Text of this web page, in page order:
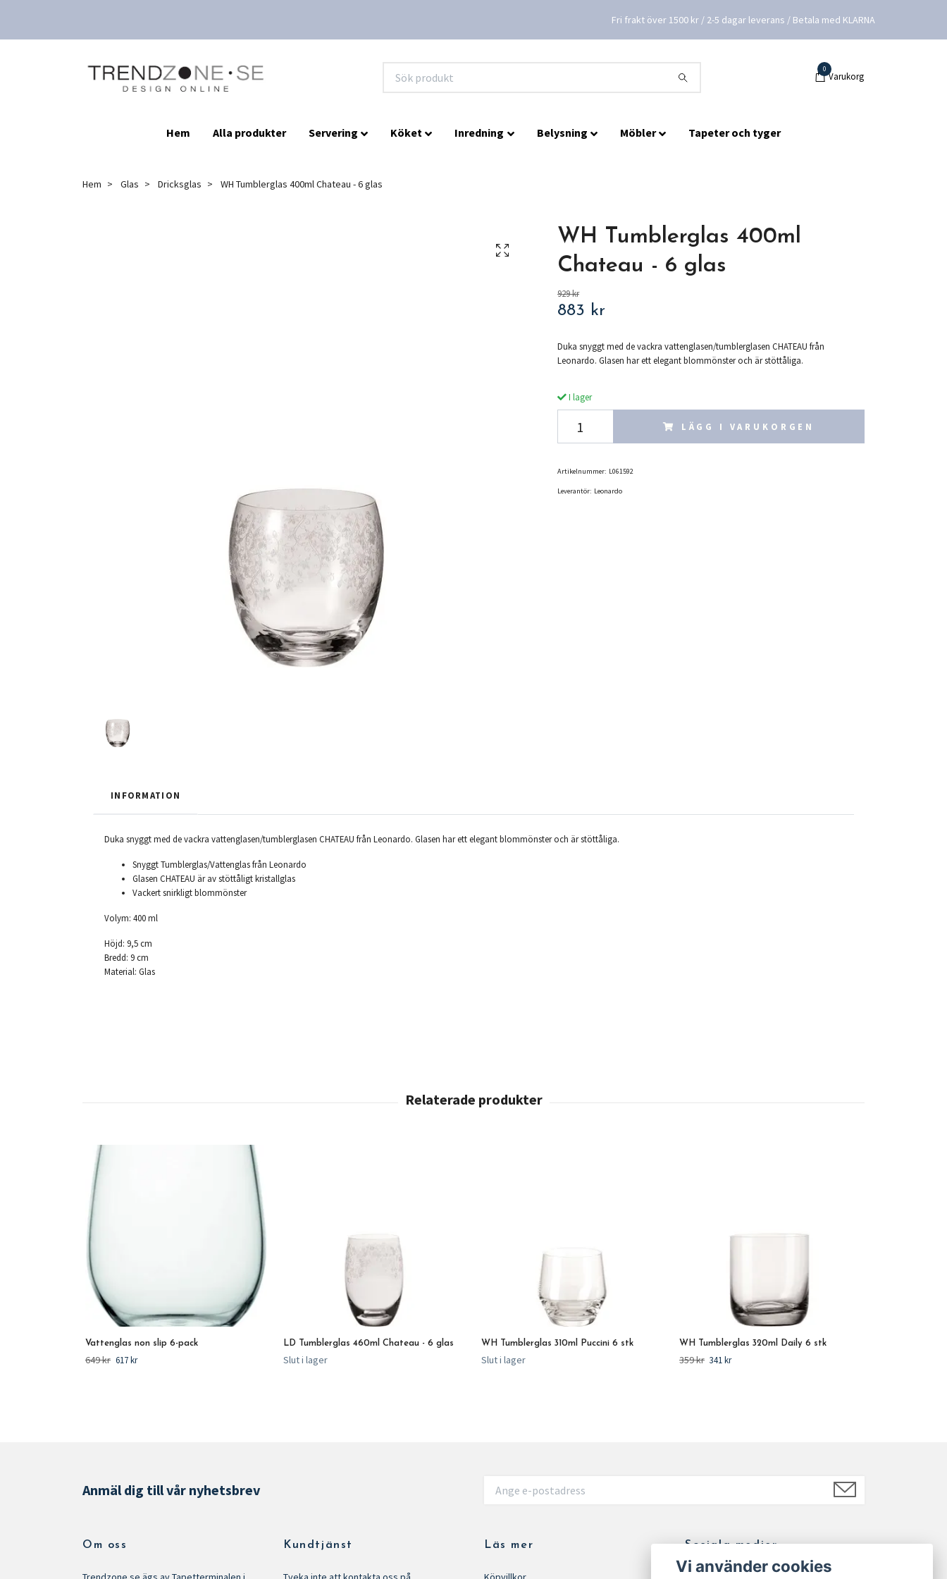
Fri frakt över 1500 kr / 2-5 dagar leverans / Betala med KLARNA
0
Varukorg
Hem Alla produkter Servering Köket Inredning Belysning Möbler Tapeter och tyger
Hem Glas Dricksglas WH Tumblerglas 400ml Chateau - 6 glas
WH Tumblerglas 400ml
Chateau - 6 glas
929 kr
883 kr
Duka snyggt med de vackra vattenglasen/tumblerglasen CHATEAU från
Leonardo. Glasen har ett elegant blommönster och är stöttåliga.
I lager
LÄGG I VARUKORGEN
Artikelnummer: L061592
Leverantör: Leonardo
INFORMATION
Duka snyggt med de vackra vattenglasen/tumblerglasen CHATEAU från Leonardo. Glasen har ett elegant blommönster och är stöttåliga.
Snyggt Tumblerglas/Vattenglas från Leonardo
Glasen CHATEAU är av stöttåligt kristallglas
Vackert snirkligt blommönster
Volym: 400 ml
Höjd: 9,5 cm
Bredd: 9 cm
Material: Glas
Vattenglas non slip 6-pack
649 kr 617 kr
LD Tumblerglas 460ml Chateau - 6 glas
Slut i lager
WH Tumblerglas 310ml Puccini 6 stk
Slut i lager
WH Tumblerglas 320ml Daily 6 stk
359 kr 341 kr
Anmäl dig till vår nyhetsbrev
Om oss Kundtjänst Läs mer Sociala medier
Vi använder cookies